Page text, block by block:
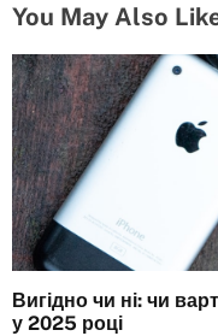
You May Also
Вигідно чи ні: чи
у 2025 році